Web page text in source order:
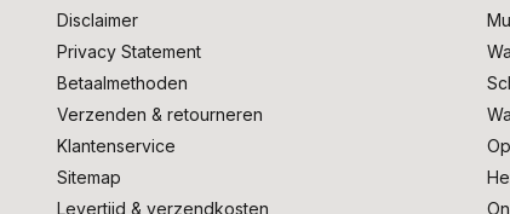
Disclaimer
Privacy Statement
Betaalmethoden
Verzenden & retourneren
Klantenservice
Sitemap
Levertijd & verzendkosten